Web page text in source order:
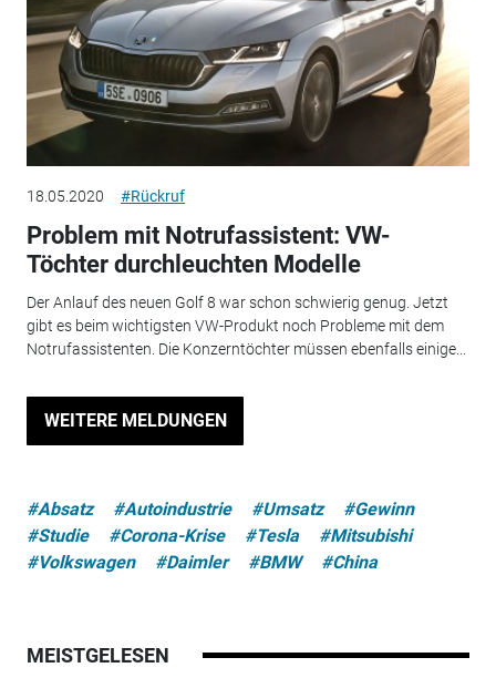
18.05.2020 #Rückruf
Problem mit Notrufassistent: VW-
Töchter durchleuchten Modelle
Der Anlauf des neuen Golf 8 war schon schwierig genug. Jetzt
gibt es beim wichtigsten VW-Produkt noch Probleme mit dem
Notrufassistenten. Die Konzerntöchter müssen ebenfalls einige...
WEITERE MELDUNGEN
#Absatz #Autoindustrie #Umsatz
#Gewinn
#Studie
#Corona-Krise #Tesla
#Mitsubishi
#Volkswagen
#Daimler #BMW #China
MEISTGELESEN